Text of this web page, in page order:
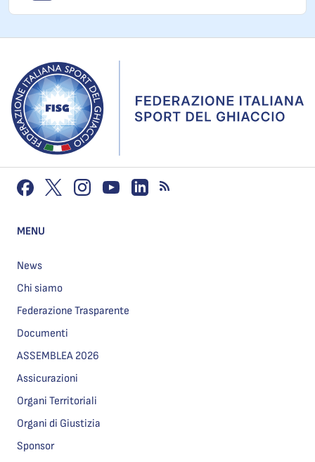
MENU
News
Chi siamo
Federazione Trasparente
Documenti
ASSEMBLEA 2026
Assicurazioni
Organi Territoriali
Organi di Giustizia
Sponsor